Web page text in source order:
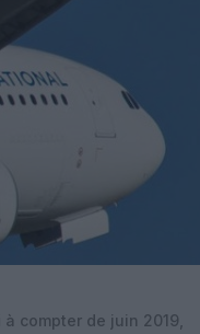
à compter de juin 2019,